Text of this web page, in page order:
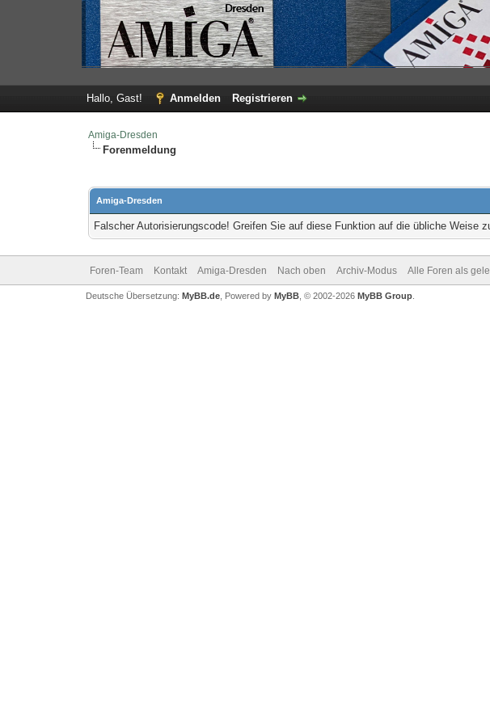
Hallo, Gast!
Anmelden Registrieren
Amiga-Dresden
Forenmeldung
Amiga-Dresden
Falscher Autorisierungscode! Greifen Sie auf diese Funktion auf die übliche Weise
Foren-Team Kontakt Amiga-Dresden Nach oben Archiv-Modus Alle Foren als
Deutsche Übersetzung: MyBB.de, Powered by MyBB, © 2002-2026 MyBB Group.